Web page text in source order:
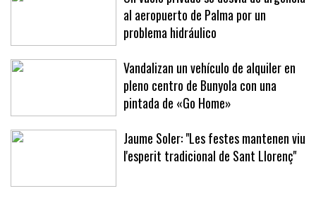
Un vuelo privado se desvía de urgencia
al aeropuerto de Palma por un
problema hidráulico
Vandalizan un vehículo de alquiler en
pleno centro de Bunyola con una
pintada de «Go Home»
Jaume Soler: "Les festes mantenen viu